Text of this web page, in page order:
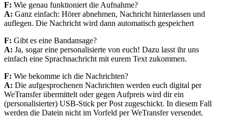
F: Wie genau funktioniertdie Aufnahme?
A: Ganz einfach: Hörer abnehmen, Nachricht hinterlassen und
auflegen. Die Nachricht wird dann automatisch gespeichert
F: Gibt es eine Bandansage?
A: Ja, sogareine personalisierte von euch! Dazu lasst ihr uns
einfach eine Sprachnachrichtmit eurem Textzukommen.
F: Wie bekomme ich die Nachrichten?
A: Die aufgesprochenen Nachrichten werden euch digital per
WeTransfer übermittelt oder gegen Aufpreis wird dir ein
(personalisierter) USB-Stick per Post zugeschickt. In diesem Fall
werden die Datein nicht im Vorfeld per WeTransfer versendet.